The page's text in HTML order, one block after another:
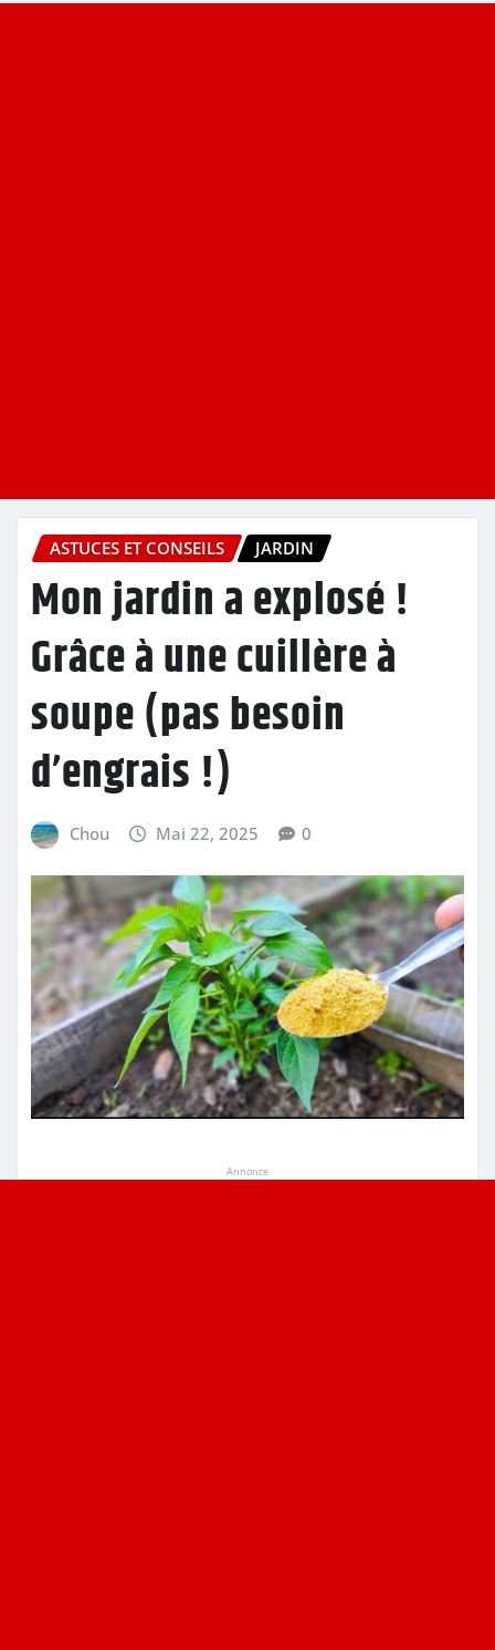
ASTUCES ET CONSEILS JARDIN
Mon jardin a explosé !
Grâce à une cuillère à
soupe (pas besoin
d’engrais !)
Chou Mai 22, 2025 0
Annonce